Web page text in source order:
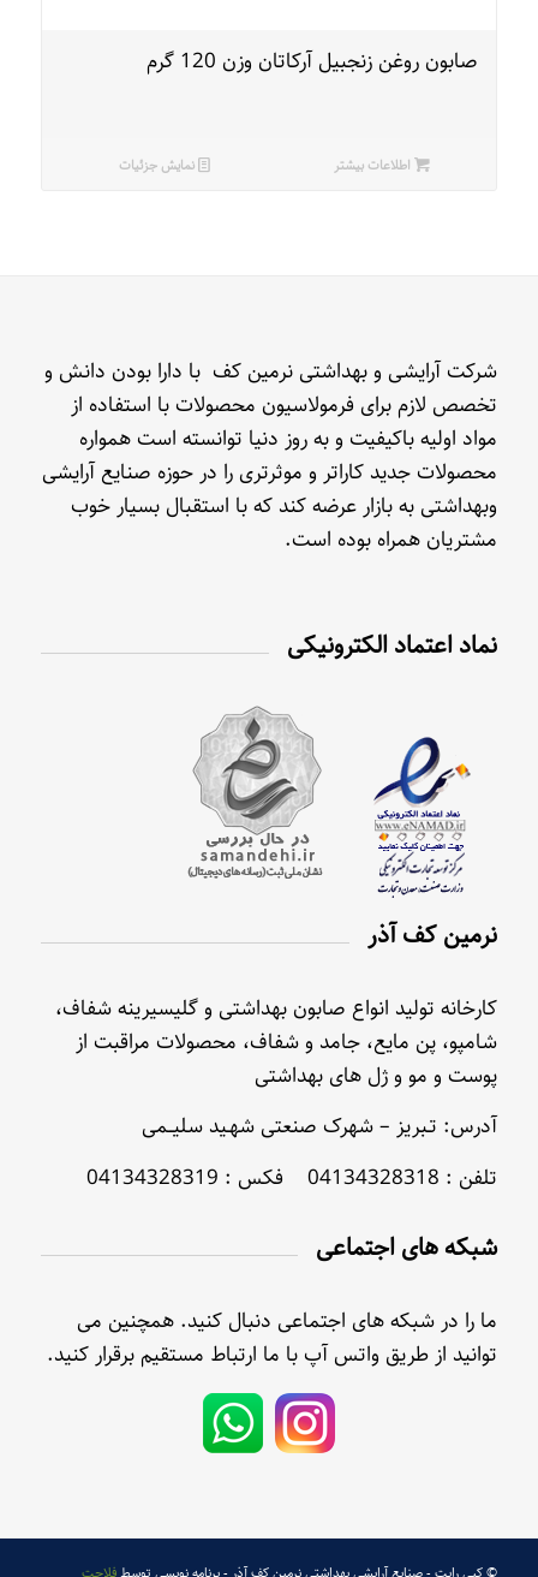
صابون روغن زنجبیل آرکاتان وزن 120 گرم
اطلاعات بیشتر نمایش جزئیات
شرکت آرایشی و بهداشتی نرمین کف با دارا بودن دانش و
تخصص لازم برای فرمولاسیون محصولات با استفاده از
مواد اولیه باکیفیت و به روز دنیا توانسته است همواره
محصولات جدید کاراتر و موثرتری را در حوزه صنایع آرایشی
وبهداشتی به بازار عرضه کند که با استقبال بسیار خوب
مشتریان همراه بوده است.
نماد اعتماد الکترونیکی
نرمین کف آذر
کارخانه تولید انواع صابون بهداشتی و گلیسیرینه شفاف،
شامپو، پن مایع، جامد و شفاف، محصولات مراقبت از
پوست و مو و ژل های بهداشتی
آدرس: تـبریز – شهرک صنعتی شهـید سلیــمی
تلفن : 04134328318 فکس : 04134328319
شبکه های اجتماعی
ما را در شبکه های اجتماعی دنبال کنید. همچنین می
توانید از طریق واتس آپ با ما ارتباط مستقیم برقرار کنید.